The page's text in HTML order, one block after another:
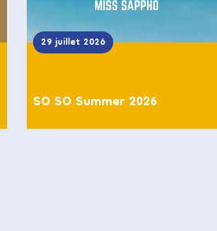
29 juillet 2026
SO SO Summer 2026